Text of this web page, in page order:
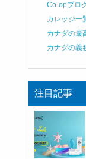
Co-opプロ
カレッジ一
カナダの最
カナダの義
注目記事